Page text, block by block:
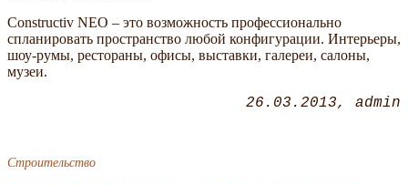
Constructiv NEO – это возможность профессионально
спланировать пространство любой конфигурации. Интерьеры,
шоу-румы, рестораны, офисы, выставки, галереи, салоны,
музеи.
26.03.2013 admin
Строительство